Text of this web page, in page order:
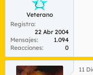
Veterano
Registro
22 Abr 2004
Mensajes
1.094
Reacciones
0
11